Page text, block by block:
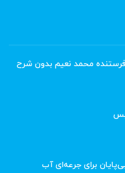
فرستنده محمد نعیم بدون شرح
برای جرعه‌ای آب